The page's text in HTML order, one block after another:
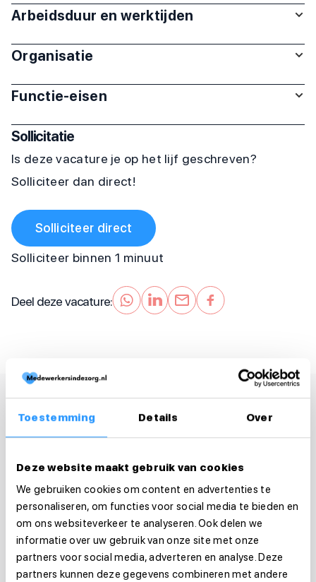
Toestemming Details Over
Deze website maakt gebruik van cookies
We gebruiken cookies om content en advertenties te
personaliseren, om functies voor social media te bieden en
om ons websiteverkeer te analyseren. Ook delen we
informatie over uw gebruik van onze site met onze
partners voor social media, adverteren en analyse. Deze
partners kunnen deze gegevens combineren met andere
Arbeidsduur en werktijden
Organisatie
Functie-eisen
Sollicitatie
Is deze vacature je op het lijf geschreven?
Solliciteer dan direct!
Solliciteer direct
Solliciteer binnen 1 minuut
Deel deze vacature: